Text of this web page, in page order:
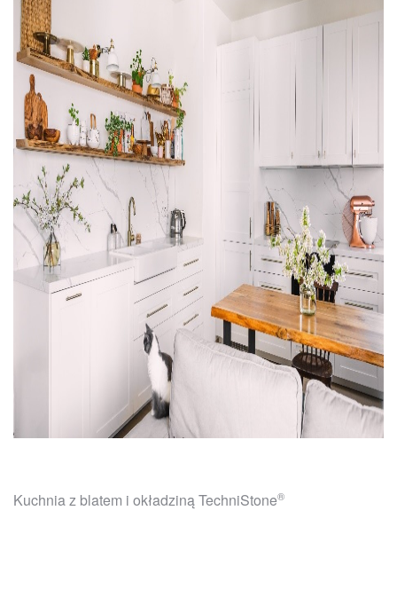
Kuchnia z blatem i okładzinąTechniStone®